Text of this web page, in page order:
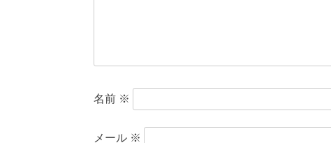
名前 ※
メール ※